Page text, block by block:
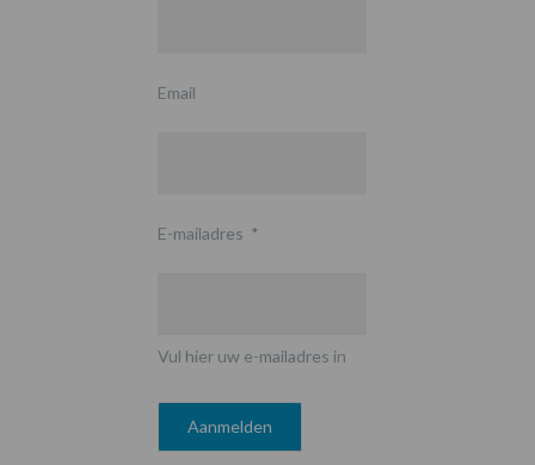
Email
E-mailadres *
Vul hier uw e-mailadres in